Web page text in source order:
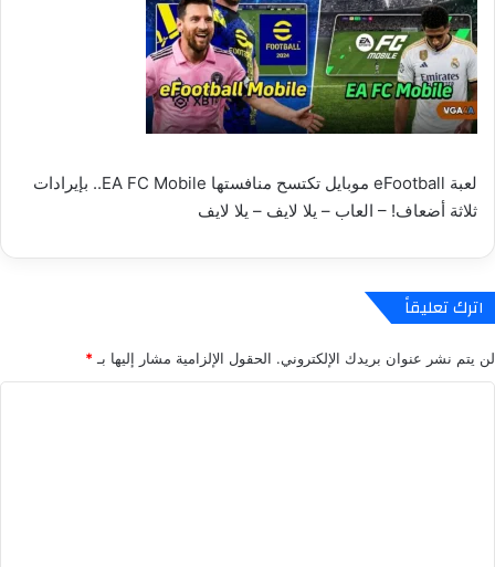
لعبة eFootball موبايل تكتسح منافستها EA FC Mobile.. بإيرادات
ثلاثة أضعاف! – العاب – يلا لايف – يلا لايف
اترك تعليقاً
لن يتم نشر عنوان بريدك الإلكتروني. الحقول الإلزامية مشار إليها بـ *